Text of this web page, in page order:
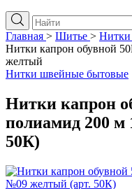
Главная > Шитье > Нитки
Нитки капрон обувной
желтый
Нитки швейные бытовые
Нитки капрон
полиамид 200
50К)